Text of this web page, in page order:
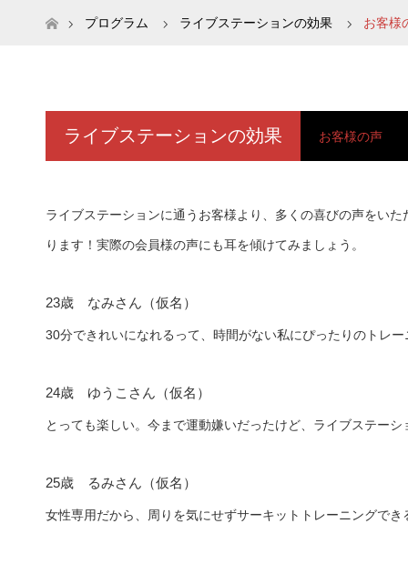
ホームプログラム ライブステーションの効果 お客様
ライブステーションの効果 お客様の声
ライブステーションに通うお客様より、多くの喜びの声をい
ります！実際の会員様の声にも耳を傾けてみましょう。
23歳 なみさん（仮名）
30分できれいになれるって、時間がない私にぴったりのトレ
24歳 ゆうこさん（仮名）
とっても楽しい。今まで運動嫌いだったけど、ライブステー
25歳 るみさん（仮名）
女性専用だから、周りを気にせずサーキットトレーニングで